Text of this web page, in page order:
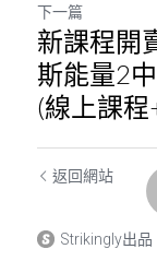
下一篇
新課程開
斯能量2
(線上課程
返回網站
Strikingly出品